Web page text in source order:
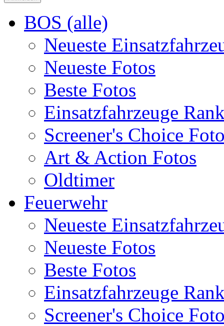
BOS (alle)
Neueste
Neueste Fotos
Beste Fotos
Einsatzfahrzeuge
Screener's Choice
Art & Action Fotos
Oldtimer
Feuerwehr
Neueste
Neueste Fotos
Beste Fotos
Einsatzfahrzeuge
Screener's Choice